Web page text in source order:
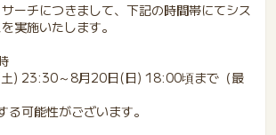
ーチにつきまして、下記の時間帯にてシス
実施いたします。
) 23:30～8月20日(日) 18:00頃まで（最
る可能性がございます。